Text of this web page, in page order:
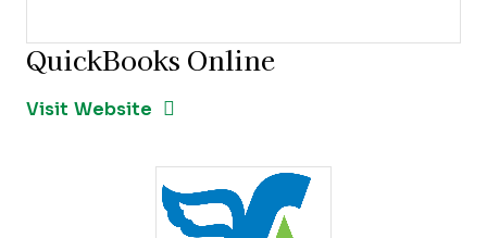
QuickBooks Online
Visit Website Opens New Window